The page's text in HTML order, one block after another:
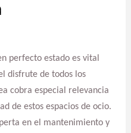
perfecto estado es vital
disfrute de todos los
cobra especial relevancia
de estos espacios de ocio.
en el mantenimiento y